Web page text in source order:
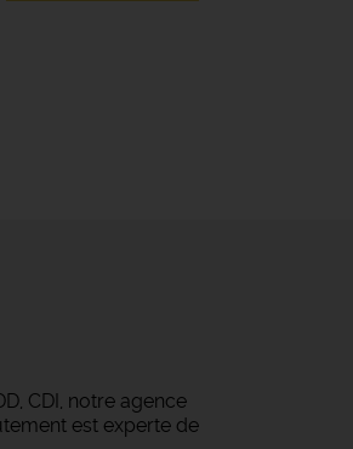
CDI, notre agence
est experte de